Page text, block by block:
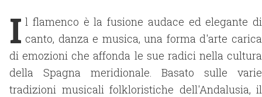
I l flamenco è la fusione audace ed elegante di
canto, danza e musica, una forma d'arte carica
di emozioni che affonda le sue radici nella cultura
della Spagna meridionale. Basato sulle varie
tradizioni musicali folkloristiche dell'Andalusia, il